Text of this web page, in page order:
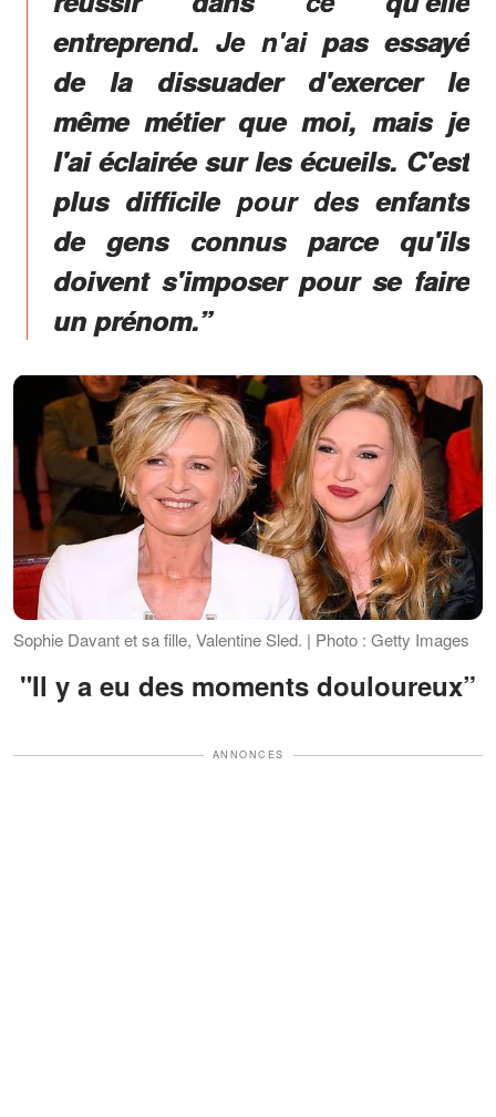
entreprend. Je n'ai pas essayé
de la dissuader d'exercer le
même métier que moi, mais je
l'ai éclairée sur les écueils. C'est
plus difficile pour des enfants
de gens connus parce qu'ils
doivent s'imposer pour se faire
un prénom.”
Sophie Davant et sa fille, Valentine Sled. | Photo : Getty Images
"Il y a eu des moments douloureux”
ANNONCES